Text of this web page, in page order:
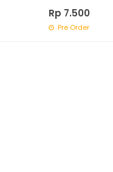
Rp 7.500
Pre Order